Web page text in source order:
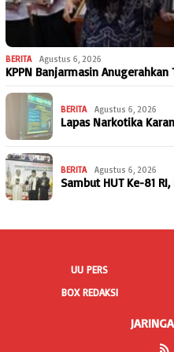
BERITA Agustus 6, 2026
KPPN Banjarmasin
BERITA Agustus 6, 2026
Lapas Narkotika
BERITA Agustus 6, 2026
Sambut HUT Ke-81
UU PERS
BOX REDAKSI